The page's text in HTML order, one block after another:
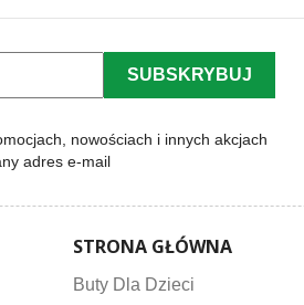
nowościach i innych akcjach
adres e-mail
STRONA GŁÓWNA
Buty Dla Dzieci